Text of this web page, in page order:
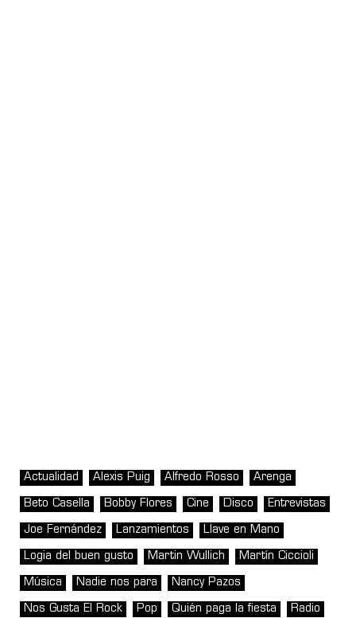
Actualidad Alexis Puig Alfredo Rosso Arenga
Beto Casella Bobby Flores Cine Disco Entrevistas
Joe Fernández Lanzamientos Llave en Mano
Logia del buen gusto Martin Wullich Martín Ciccioli
Música Nadie nos para Nancy Pazos
Nos Gusta El Rock Pop Quién paga la fiesta Radio